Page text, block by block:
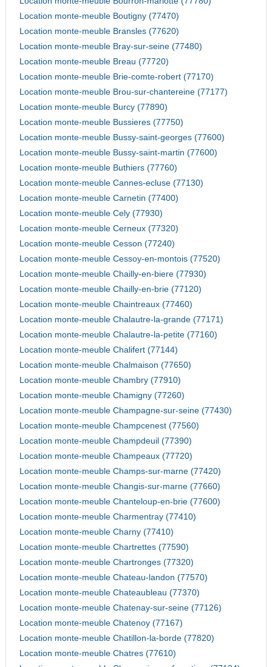
Location monte-meuble Boutigny (77470)
Location monte-meuble Bransles (77620)
Location monte-meuble Bray-sur-seine (77480)
Location monte-meuble Breau (77720)
Location monte-meuble Brie-comte-robert (77170)
Location monte-meuble Brou-sur-chantereine (77177)
Location monte-meuble Burcy (77890)
Location monte-meuble Bussieres (77750)
Location monte-meuble Bussy-saint-georges (77600)
Location monte-meuble Bussy-saint-martin (77600)
Location monte-meuble Buthiers (77760)
Location monte-meuble Cannes-ecluse (77130)
Location monte-meuble Carnetin (77400)
Location monte-meuble Cely (77930)
Location monte-meuble Cerneux (77320)
Location monte-meuble Cesson (77240)
Location monte-meuble Cessoy-en-montois (77520)
Location monte-meuble Chailly-en-biere (77930)
Location monte-meuble Chailly-en-brie (77120)
Location monte-meuble Chaintreaux (77460)
Location monte-meuble Chalautre-la-grande (77171)
Location monte-meuble Chalautre-la-petite (77160)
Location monte-meuble Chalifert (77144)
Location monte-meuble Chalmaison (77650)
Location monte-meuble Chambry (77910)
Location monte-meuble Chamigny (77260)
Location monte-meuble Champagne-sur-seine (77430)
Location monte-meuble Champcenest (77560)
Location monte-meuble Champdeuil (77390)
Location monte-meuble Champeaux (77720)
Location monte-meuble Champs-sur-marne (77420)
Location monte-meuble Changis-sur-marne (77660)
Location monte-meuble Chanteloup-en-brie (77600)
Location monte-meuble Charmentray (77410)
Location monte-meuble Charny (77410)
Location monte-meuble Chartrettes (77590)
Location monte-meuble Chartronges (77320)
Location monte-meuble Chateau-landon (77570)
Location monte-meuble Chateaubleau (77370)
Location monte-meuble Chatenay-sur-seine (77126)
Location monte-meuble Chatenoy (77167)
Location monte-meuble Chatillon-la-borde (77820)
Location monte-meuble Chatres (77610)